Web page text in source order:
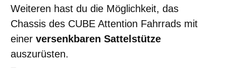
Weiteren hast du die Möglichkeit, das
Chassis des CUBE Attention Fahrrads mit
einer versenkbaren Sattelstütze
auszurüsten.